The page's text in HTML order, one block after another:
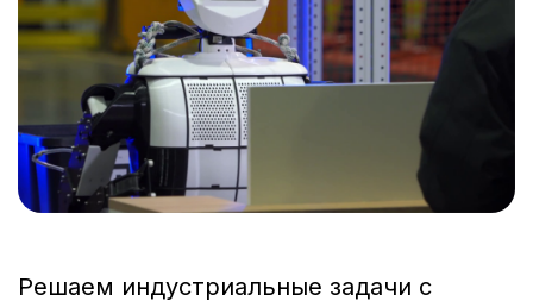
Решаем индустриальные задачи с